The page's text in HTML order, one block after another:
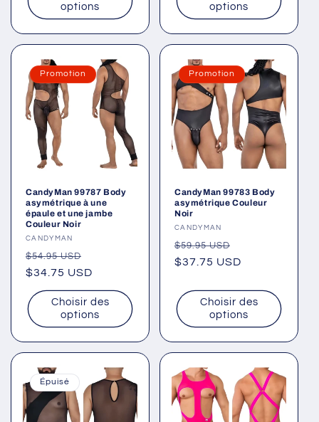
options
options
Promotion
CandyMan 99787 Body
asymétrique à une
épaule et une jambe
Couleur Noir
Fournisseur :
CANDYMAN
Prix
habituel
$54.95 USD
promotionnel
$34.75 USD
Choisir des
options
Promotion
CandyMan 99783 Body
asymétrique Couleur
Noir
Fournisseur :
CANDYMAN
Prix
habituel
$59.95 USD
promotionnel
$37.75 USD
Choisir des
options
Épuisé